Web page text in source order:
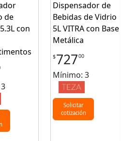
de
con
Dispensador de
Bebidas de Vidrio
5L VITRA con Base
Metálica
$72700
Mínimo: 3
Solicitar
cotización